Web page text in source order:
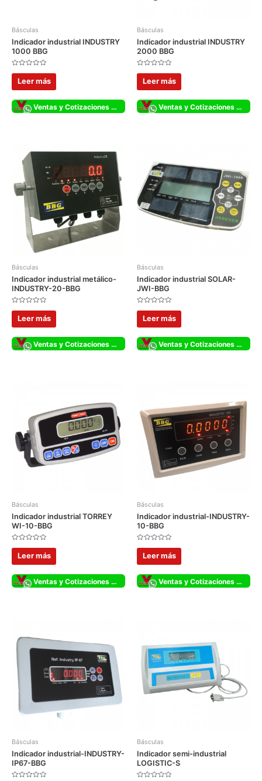
Básculas
Indicador industrial INDUSTRY
1000 BBG
Valorado
con
de
Leer más
Ventas y Cotizaciones Whatsapp
Básculas
Indicador industrial INDUSTRY
2000 BBG
Valorado
con
de
Leer más
Ventas y Cotizaciones Whatsapp
Básculas
Indicador industrial metálico-
INDUSTRY-20-BBG
Valorado
con
de
Leer más
Ventas y Cotizaciones Whatsapp
Básculas
Indicador industrial SOLAR-
JWI-BBG
Valorado
con
de
Leer más
Ventas y Cotizaciones Whatsapp
Básculas
Indicador industrial TORREY
WI-10-BBG
Valorado
con
de
Leer más
Ventas y Cotizaciones Whatsapp
Básculas
Indicador industrial-INDUSTRY-
10-BBG
Valorado
con
de
Leer más
Ventas y Cotizaciones Whatsapp
Básculas
Indicador industrial-INDUSTRY-
IP67-BBG
Básculas
Indicador semi-industrial
LOGISTIC-S